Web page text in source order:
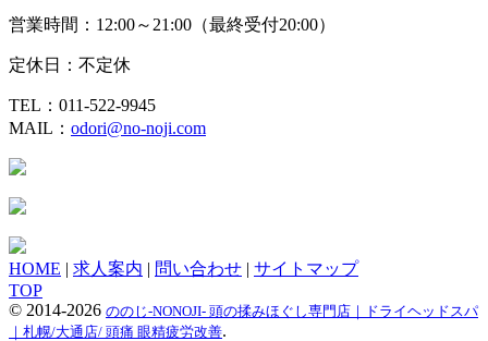
営業時間：12:00～21:00（最終受付20:00）
定休日：不定休
TEL：011-522-9945
MAIL： odori@no-noji.com
HOME | 求人案内 | 問い合わせ | サイトマップ
TOP
© 2014-2026 ののじ-NONOJI- 頭の揉みほぐし専門店｜ドライヘッドスパ
｜札幌/大通店/ 頭痛 眼精疲労改善.